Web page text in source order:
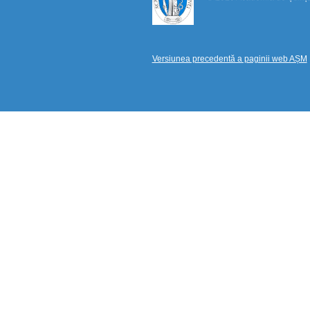
Versiunea precedentă a paginii web AȘM